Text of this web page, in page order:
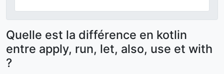
Quelle est la différence en kotlin
entre apply, run, let, also, use et with
?